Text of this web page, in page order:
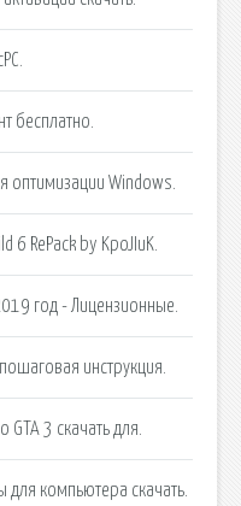
бесплатно.
оптимизации Windows.
6 RePack by KpoJIuK.
год - Лицензионные.
инструкция.
GTA 3 скачать для.
для компьютера скачать.